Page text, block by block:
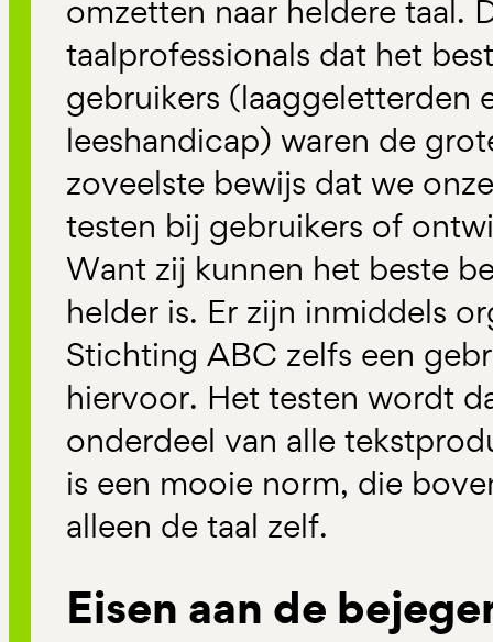
omzetten naar heldere taal.
taalprofessionals dat het
gebruikers (laaggeletterden
leeshandicap) waren de
zoveelste bewijs dat we
testen bij gebruikers of
Want zij kunnen het beste
helder is. Er zijn inmiddels
Stichting ABC zelfs een
hiervoor. Het testen wordt
onderdeel van alle
is een mooie norm, die
alleen de taal zelf.
Eisen aan de